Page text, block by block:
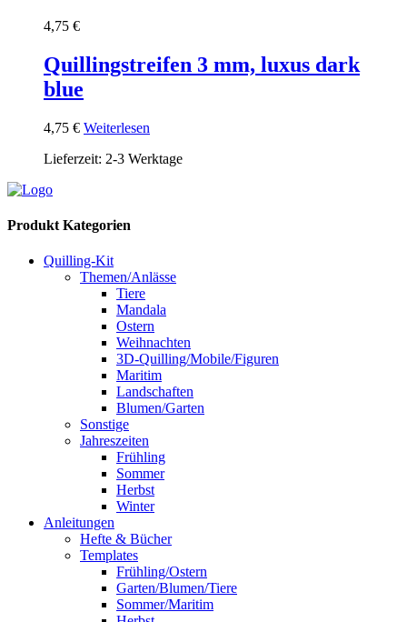
4,75 €
Quillingstreifen 3 mm, luxus dark
blue
4,75 € Weiterlesen
Lieferzeit: 2-3 Werktage
Produkt Kategorien
Quilling-Kit
Themen/Anlässe
Tiere
Mandala
Ostern
Weihnachten
3D-Quilling/Mobile/Figuren
Maritim
Landschaften
Blumen/Garten
Sonstige
Jahreszeiten
Frühling
Sommer
Herbst
Winter
Anleitungen
Hefte & Bücher
Templates
Frühling/Ostern
Garten/Blumen/Tiere
Sommer/Maritim